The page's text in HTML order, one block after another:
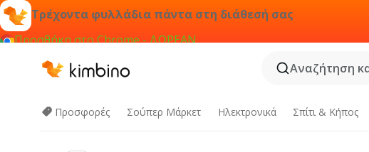
Τρέχοντα φυλλάδια πάντα στη διάθεσή σας
Προσθήκη στο Chrome - ΔΩΡΕΑΝ
Αναζήτηση
Προσφορές Σούπερ Μάρκετ Hλεκτρονικά Σπίτι & Κήπος